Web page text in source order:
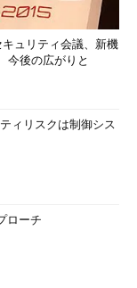
キュリティ会議、新機
今後の広がりと
ィリスクは制御シス
ローチ